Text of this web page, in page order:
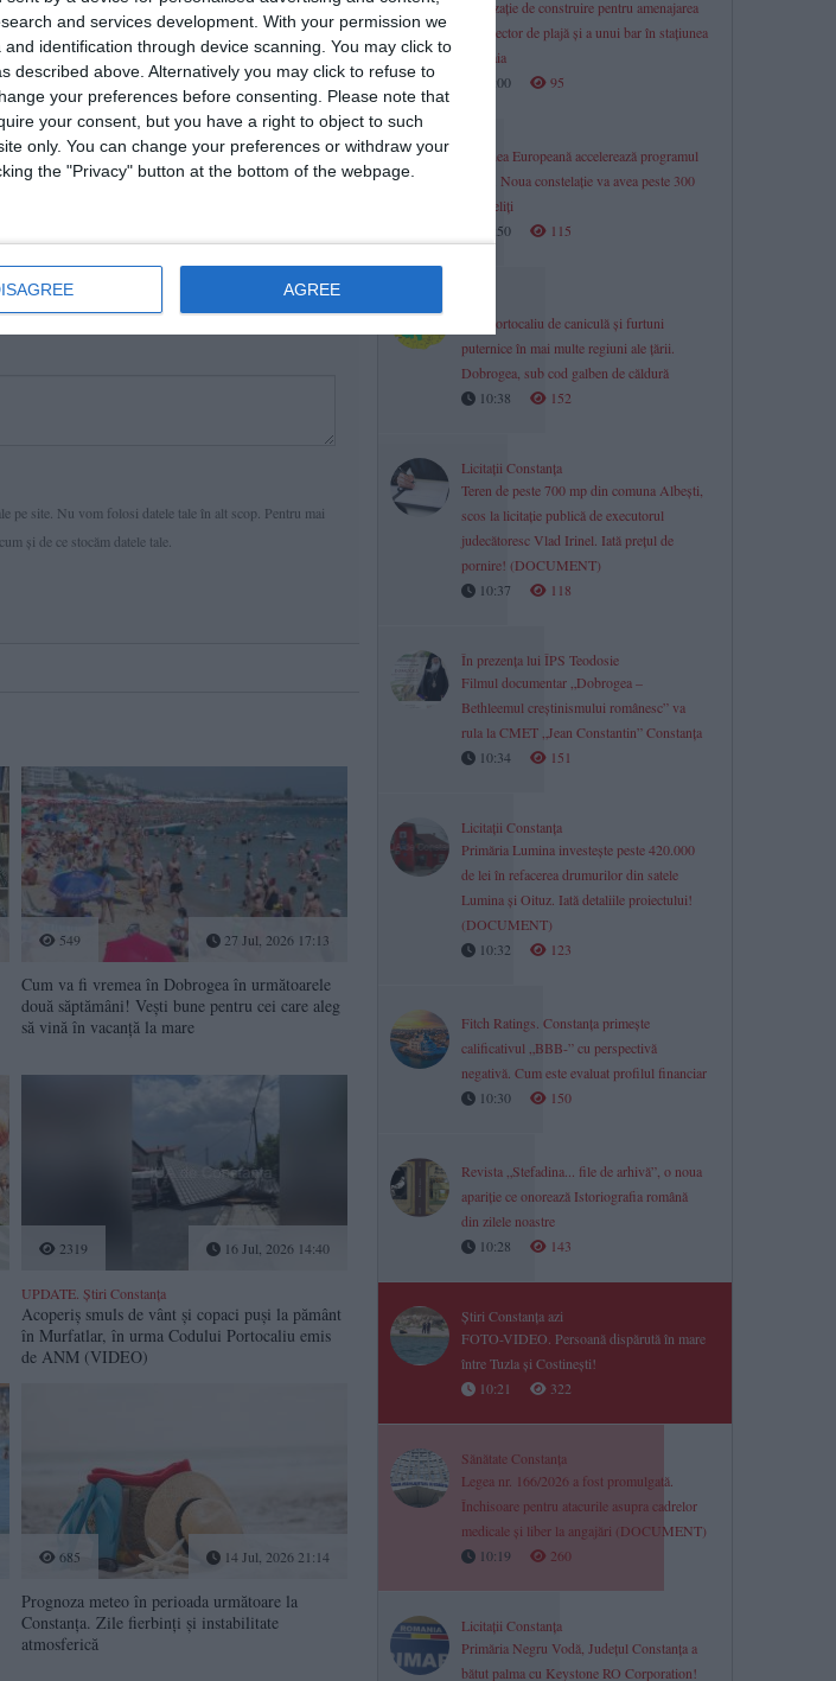
and services development. With your permission we
identification through device scanning. You may click to
described above. Alternatively you may click to refuse to
your preferences before consenting.
Please note that
your consent, but you have a right to object to such
only. You can change your preferences or withdraw your
the "Privacy" button at the bottom of the webpage.
AGREE
pe site. Nu vom folosi datele tale în alt scop. Pentru mai
și de ce stocăm datele tale.
549 27 Jul, 2026 17:13
Cum va fi vremea în Dobrogea în următoarele
două săptămâni! Vești bune pentru cei care aleg
să vină în vacanță la mare
2319 16 Jul, 2026 14:40
UPDATE. Știri Constanța
Acoperiș smuls de vânt și copaci puși la pământ
în Murfatlar, în urma Codului Portocaliu emis
de ANM (VIDEO)
685 14 Jul, 2026 21:14
Prognoza meteo în perioada următoare la
Constanța. Zile fierbinți și instabilitate
atmosferică
autorizație de construire pentru amenajarea
unui sector de plajă și a unui bar în stațiunea
Mamaia
11:00
95
Uniunea Europeană accelerează programul
IRIS². Noua constelație va avea peste 300
de sateliți
10:50
115
Cod portocaliu de caniculă și furtuni
puternice în mai multe regiuni ale țării.
Dobrogea, sub cod galben de căldură
10:38
152
Licitații Constanța
Teren de peste 700 mp din comuna Albești,
scos la licitație publică de executorul
judecătoresc Vlad Irinel. Iată prețul de
pornire! (DOCUMENT)
10:37
118
În prezența lui ÎPS Teodosie
Filmul documentar „Dobrogea –
Bethleemul creștinismului românesc” va
rula la CMET „Jean Constantin” Constanța
10:34
151
Licitații Constanța
Primăria Lumina investește peste 420.000
de lei în refacerea drumurilor din satele
Lumina și Oituz. Iată detaliile proiectului!
(DOCUMENT)
10:32
123
Fitch Ratings. Constanța primește
calificativul „BBB-” cu perspectivă
negativă. Cum este evaluat profilul financiar
10:30
150
Revista „Stefadina... file de arhivă”, o noua
apariție ce onorează Istoriografia română
din zilele noastre
10:28
143
Știri Constanța azi
FOTO-VIDEO. Persoană dispărută în mare
între Tuzla și Costinești!
10:21
322
Sănătate Constanța
Legea nr. 166/2026 a fost promulgată.
Închisoare pentru atacurile asupra cadrelor
medicale și liber la angajări (DOCUMENT)
10:19
260
Licitații Constanța
Primăria Negru Vodă, Județul Constanța a
bătut palma cu Keystone RO Corporation!